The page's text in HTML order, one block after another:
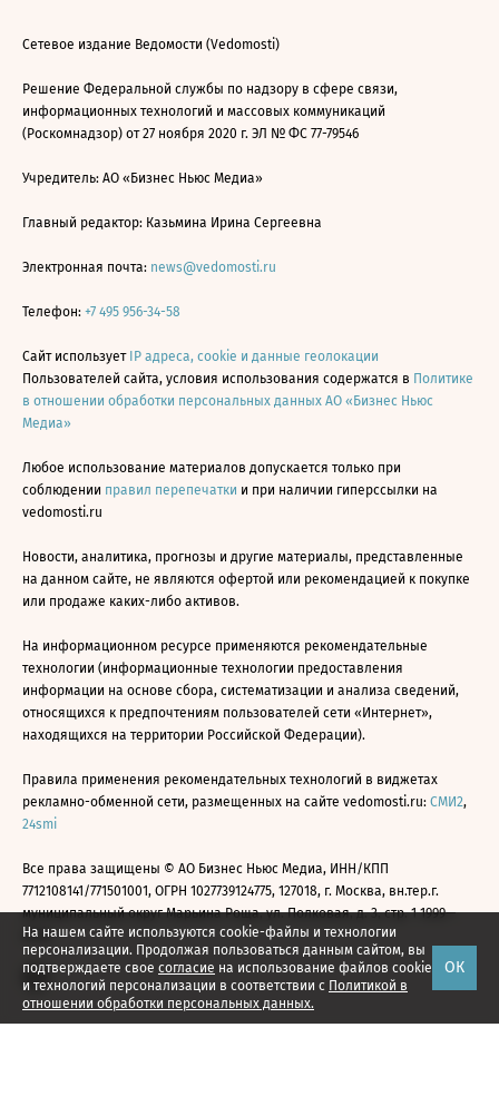
На нашем сайте используются cookie-файлы и технологии
персонализации. Продолжая пользоваться данным сайтом, вы
подтверждаете свое согласие на использование файлов cookie
и технологий персонализации в соответствии с Политикой в
отношении обработки персональных данных.
ОК
Сетевое издание Ведомости (Vedomosti)
Решение Федеральной службы по надзору в сфере связи,
информационных технологий и массовых коммуникаций
(Роскомнадзор) от 27 ноября 2020 г. ЭЛ № ФС 77-79546
Учредитель: АО «Бизнес Ньюс Медиа»
Главный редактор: Казьмина Ирина Сергеевна
Электронная почта: news@vedomosti.ru
Телефон: +7 495 956-34-58
Сайт использует IP адреса, cookie и данные геолокации
Пользователей сайта, условия использования содержатся в Политике
в отношении обработки персональных данных АО «Бизнес Ньюс
Медиа»
Любое использование материалов допускается только при
соблюдении правил перепечатки и при наличии гиперссылки на
vedomosti.ru
Новости, аналитика, прогнозы и другие материалы, представленные
на данном сайте, не являются офертой или рекомендацией к покупке
или продаже каких-либо активов.
На информационном ресурсе применяются рекомендательные
технологии (информационные технологии предоставления
информации на основе сбора, систематизации и анализа сведений,
относящихся к предпочтениям пользователей сети «Интернет»,
находящихся на территории Российской Федерации).
Правила применения рекомендательных технологий в виджетах
рекламно-обменной сети, размещенных на сайте vedomosti.ru: СМИ2,
24smi
Все права защищены © АО Бизнес Ньюс Медиа, ИНН/КПП
7712108141/771501001, ОГРН 1027739124775, 127018, г. Москва, вн.тер.г.
муниципальный округ Марьина Роща, ул. Полковая, д. 3, стр. 1 1999—
2026